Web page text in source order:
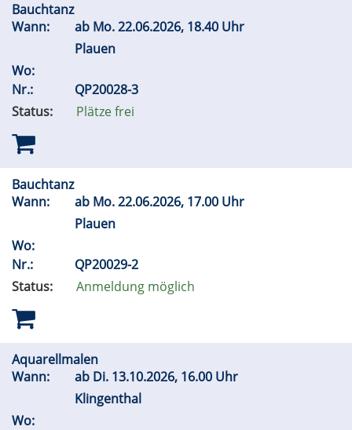
Bauchtanz
Wann:
ab Mo.22.06.2026, 18.40 Uhr
Plauen
Wo:
Nr.:
QP20028-3
Status:
Plätze frei
Bauchtanz
Wann:
ab Mo.22.06.2026, 17.00 Uhr
Plauen
Wo:
Nr.:
QP20029-2
Status:
Anmeldung möglich
Aquarellmalen
Wann:
ab Di. 13.10.2026, 16.00 Uhr
Klingenthal
Wo: